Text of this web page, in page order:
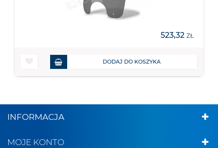
523,32 ZŁ
DODAJ DO KOSZYKA
INFORMACJA
MOJE KONTO